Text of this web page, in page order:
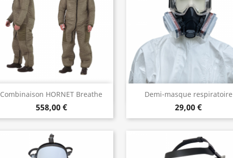
Combinaison HORNET Breathe
558,00 €
Aperçu rapide Demi-masque respiratoire
29,00 €
Aperçu rapide